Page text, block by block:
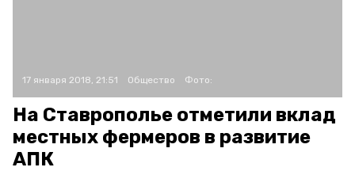
17 января 2018, 21:51 Общество Фото:
На Ставрополье отметили вклад
местных фермеров в развитие
АПК